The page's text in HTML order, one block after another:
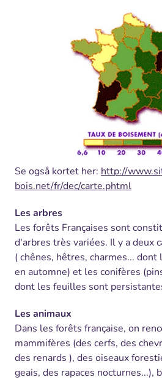
Se også kortet her: http://
bois.net/fr/dec/carte.phtml
Les arbres
Les forêts Françaises sont
d'arbres très variées. Il y a deux
( chênes, hêtres, charmes...
en automne) et les conifères
dont les feuilles sont
Les animaux
Dans les forêts française, on
mammifères (des cerfs, des
des renards ), des oiseaux
geais, des rapaces nocturnes...),